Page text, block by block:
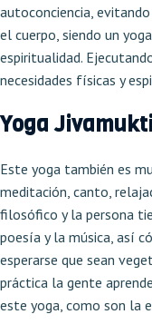
autoconciencia,
el cuerpo, siendo un
espiritualidad.
necesidades físicas y
Yoga
Este yoga también es
meditación, canto,
filosófico y la persona
poesía y la música, así
esperarse que sean
práctica la gente
este yoga, como son la